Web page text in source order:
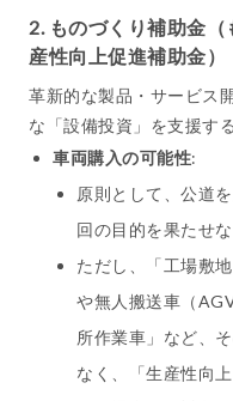
2. ものづくり補助金
産性向上促進補助金）
革新的な製品・サービス
な「設備投資」を支援す
車両購入の可能性:
原則として、公道
回の目的を果たせ
ただし、「工場敷
や無人搬送車（
所作業車」など、
なく、「生産性向